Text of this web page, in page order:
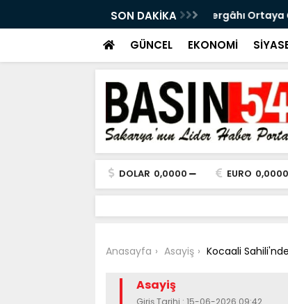
SON DAKİKA
Güzergâhı Ortaya Çıktı! 11 Tünel, Eski
GÜNCEL EKONOMİ
DOLAR 0,0000 EURO 0,0000
Anasayfa Asayiş Kocaali
Asayiş
Giriş Tarihi : 15-06-2026 09:42